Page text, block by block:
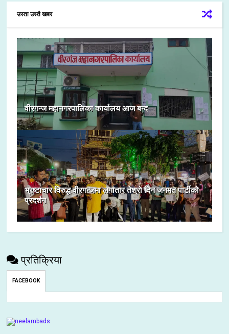
उस्ता उस्तै खबर
वीरगन्ज महानगरपालिका कार्यालय आज बन्द
भ्रष्टाचार विरुद्ध वीरगन्जमा लगातार तेश्राे दिन जनमत पार्टीको
प्रदर्शन
प्रतिक्रिया
FACEBOOK